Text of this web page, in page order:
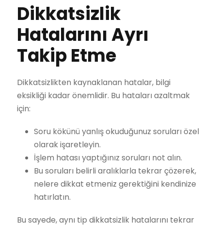
Dikkatsizlik
Hatalarını Ayrı
Takip Etme
Dikkatsizlikten kaynaklanan hatalar, bilgi
eksikliği kadar önemlidir. Bu hataları azaltmak
için:
Soru kökünü yanlış okuduğunuz soruları özel
olarak işaretleyin.
İşlem hatası yaptığınız soruları not alın.
Bu soruları belirli aralıklarla tekrar çözerek,
nelere dikkat etmeniz gerektiğini kendinize
hatırlatın.
Bu sayede, aynı tip dikkatsizlik hatalarını tekrar